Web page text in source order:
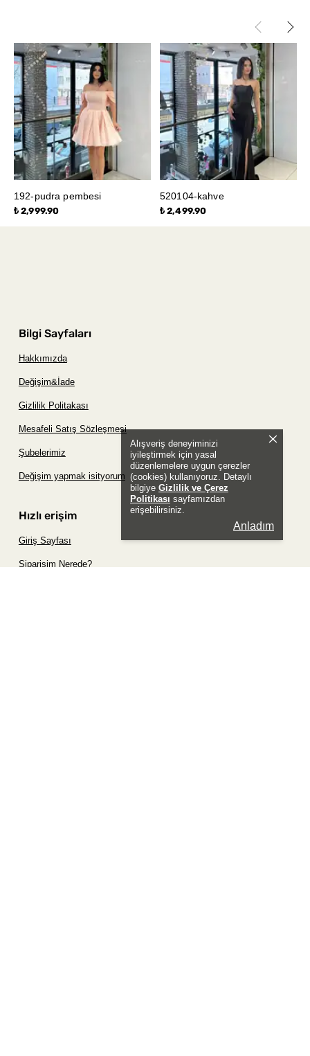
Alışveriş deneyiminizi
iyileştirmek için yasal
düzenlemelere uygun çerezler
(cookies) kullanıyoruz. Detaylı
bilgiye Gizlilik ve Çerez
Politikası sayfamızdan
erişebilirsiniz.
Anladım
192-pudra pembesi
₺ 2,999.90
520104-kahve
₺ 2,499.90
Bilgi Sayfaları
Hakkımızda
Değişim&İade
Gizlilik Politakası
Mesafeli Satış Sözleşmesi
Şubelerimiz
Değişim yapmak isityorum
Hızlı erişim
Giriş Sayfası
Siparişim Nerede?